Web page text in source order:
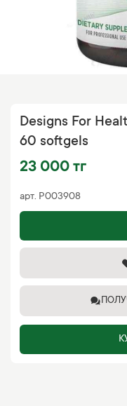
арт. P003908
Designs For
60 softgels
23 000 тг